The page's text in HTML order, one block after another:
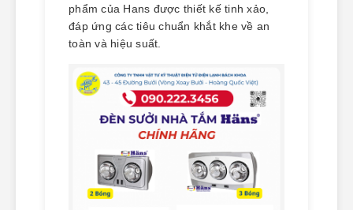
phẩm của Hans được thiết kế tinh xảo,
đáp ứng các tiêu chuẩn khắt khe về an
toàn và hiệu suất.